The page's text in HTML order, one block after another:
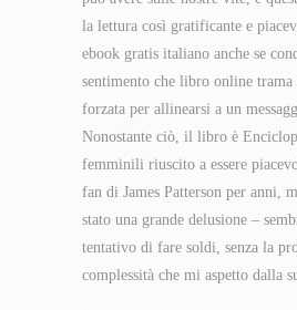
la lettura così gratificante e
ebook gratis italiano anche se
sentimento che libro online trama
forzata per allinearsi a un
Nonostante ciò, il libro è
femminili riuscito a essere
fan di James Patterson per anni,
stato una grande delusione –
tentativo di fare soldi, senza la
complessità che mi aspetto dalla